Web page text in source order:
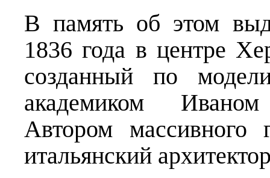
В память об этом
1836 года в центре
созданный по
академиком
Автором массивного
итальянский